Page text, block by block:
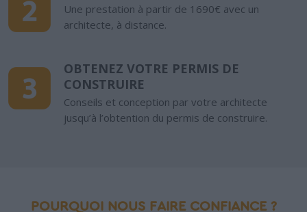
Une prestation à partir de 1690€ avec un
architecte, à distance.
OBTENEZ VOTRE PERMIS DE
CONSTRUIRE
Conseils et conception par votre architecte
jusqu’à l’obtention du permis de construire.
POURQUOI NOUS FAIRE CONFIANCE?